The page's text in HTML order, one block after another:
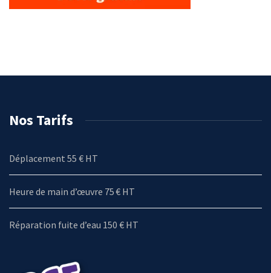
Nos Tarifs
Déplacement 55 € HT
Heure de main d’œuvre 75 € HT
Réparation fuite d’eau 150 € HT